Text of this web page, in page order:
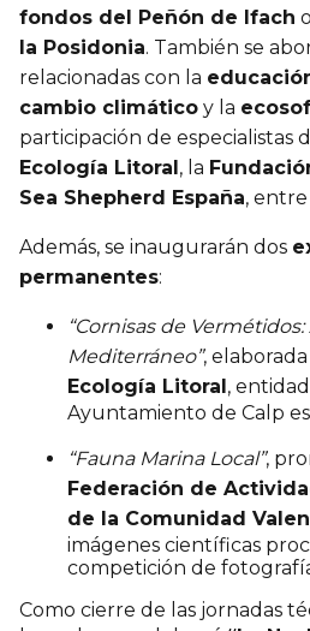
fondos del Peñón de Ifach
la Posidonia. También se
relacionadas con la
cambio climático y la
participación de especialistas
Ecología Litoral, la
Sea Shepherd España,
Además, se inaugurarán dos
permanentes:
“Cornisas de
Mediterráneo”,
Ecología Litoral,
Ayuntamiento de Calp
“Fauna Marina Local”,
Federación de
de la Comunidad
imágenes científicas
competición de
Como cierre de las jornadas